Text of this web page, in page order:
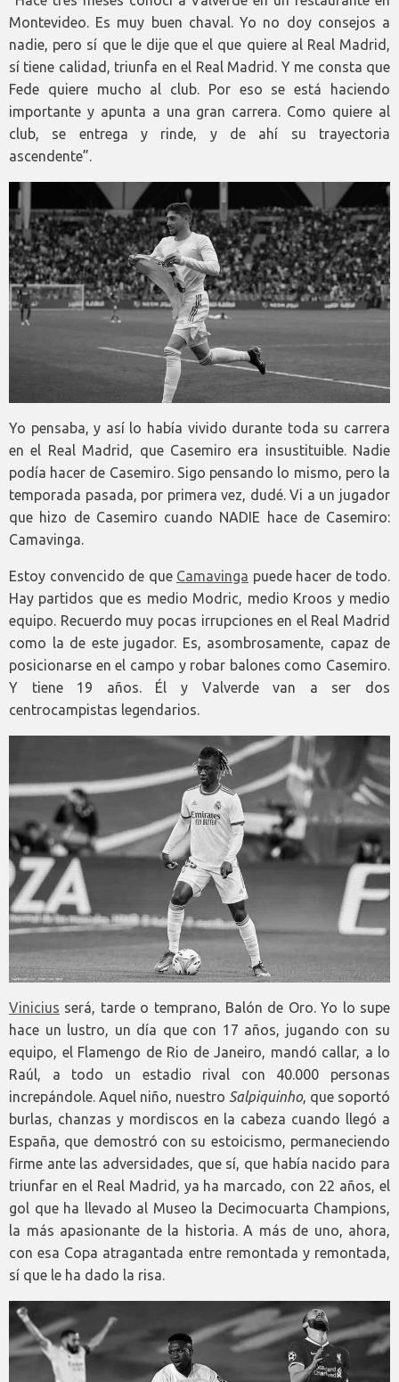
Montevideo. Es muy buen chaval. Yo no doy consejos a
nadie, pero sí que le dije que el que quiere al Real Madrid,
sí tiene calidad, triunfa en el Real Madrid. Y me consta que
Fede quiere mucho al club. Por eso se está haciendo
importante y apunta a una gran carrera. Como quiere al
club, se entrega y rinde, y de ahí su trayectoria
ascendente”.
Yo pensaba, y así lo había vivido durante toda su carrera
en el Real Madrid, que Casemiro era insustituible. Nadie
podía hacer de Casemiro. Sigo pensando lo mismo, pero la
temporada pasada, por primera vez, dudé. Vi a un jugador
que hizo de Casemiro cuando NADIE hace de Casemiro:
Camavinga.
Estoy convencido de que Camavinga puede hacer de todo.
Hay partidos que es medio Modric, medio Kroos y medio
equipo. Recuerdo muy pocas irrupciones en el Real Madrid
como la de este jugador. Es, asombrosamente, capaz de
posicionarse en el campo y robar balones como Casemiro.
Y tiene 19 años. Él y Valverde van a ser dos
centrocampistas legendarios.
Vinicius será, tarde o temprano, Balón de Oro. Yo lo supe
hace un lustro, un día que con 17 años, jugando con su
equipo, el Flamengo de Rio de Janeiro, mandó callar, a lo
Raúl, a todo un estadio rival con 40.000 personas
increpándole. Aquel niño, nuestro Salpiquinho, que soportó
burlas, chanzas y mordiscos en la cabeza cuando llegó a
España, que demostró con su estoicismo, permaneciendo
firme ante las adversidades, que sí, que había nacido para
triunfar en el Real Madrid, ya ha marcado, con 22 años, el
gol que ha llevado al Museo la Decimocuarta Champions,
la más apasionante de la historia. A más de uno, ahora,
con esa Copa atragantada entre remontada y remontada,
sí que le ha dado la risa.